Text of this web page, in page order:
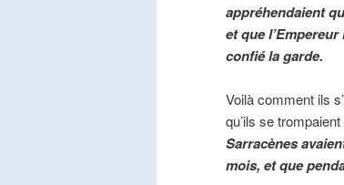
appréhendaient
et que
confié la garde.
Voilà comment ils
qu’ils se trompaient
Sarracènes
mois, et que